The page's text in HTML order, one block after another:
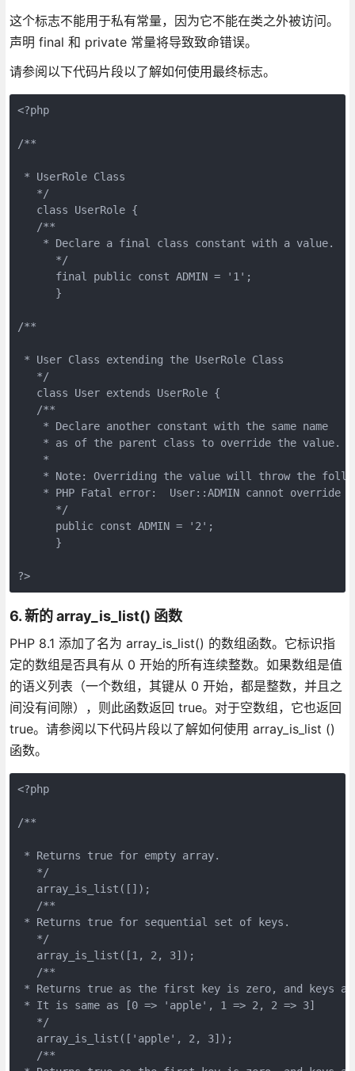
这个标志不能用于私有常量，因为它不能在类之外被访问。
声明 final 和 private 常量将导致致命错误。
请参阅以下代码片段以了解如何使用最终标志。
<?php
/**
* UserRole Class
   */
   class UserRole {
   /**
    * Declare a final class constant with a value.
      */
      final public const ADMIN = '1';
      }
/**
* User Class extending the UserRole Class
   */
   class User extends UserRole {
   /**
    * Declare another constant with the same name
    * as of the parent class to override the value.
    *
* Note: Overriding the value will throw the
* PHP Fatal error:  User::ADMIN cannot override
      */
      public const ADMIN = '2';
      }
?>
6. 新的 array_is_list() 函数
PHP 8.1 添加了名为 array_is_list() 的数组函数。它标识指
定的数组是否具有从 0 开始的所有连续整数。如果数组是值
的语义列表（一个数组，其键从 0 开始，都是整数，并且之
间没有间隙），则此函数返回 true。对于空数组，它也返回
true。请参阅以下代码片段以了解如何使用 array_is_list ()
函数。
<?php
/**
* Returns true for empty array.
   */
   array_is_list([]);
   /**
* Returns true for sequential set of keys.
   */
   array_is_list([1, 2, 3]);
   /**
* Returns true as the first key is zero, and keys
* It is same as [0 => 'apple', 1 => 2, 2 => 3]
   */
   array_is_list(['apple', 2, 3]);
   /**